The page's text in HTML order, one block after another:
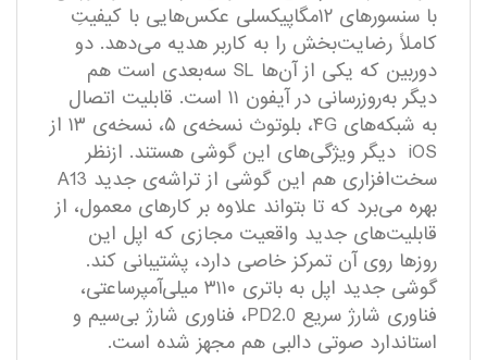
با سنسورهای ۱۲مگاپیکسلی عکس‌هایی با کیفیتِ
کاملاً رضایت‌بخش را به کاربر هدیه می‌دهد. دو
دوربین که یکی از آن‌ها SL سه‌بعدی است هم
دیگر به‌روزرسانی در آیفون ۱۱ است. قابلیت اتصال
به شبکه­‌های ۴G، بلوتوث نسخه‌ی ۵، نسخه­‌ی ۱۳ از
iOS دیگر ویژگی‌های این گوشی هستند. ازنظر
سخت‌‌افزاری هم این گوشی از تراشه­‌ی جدید A13
بهره می‌برد که تا بتواند علاوه بر کارهای معمول، از
قابلیت‌های جدید واقعیت مجازی که اپل این
روزها روی آن تمرکز خاصی دارد، پشتیبانی کند.
گوشی جدید اپل به باتری ۳۱۱۰ میلی‌آمپرساعتی،
فناوری شارژ سریع PD2.0، فناوری شارژ بی‎‌سیم و
استاندارد صوتی دالبی هم مجهز شده است.